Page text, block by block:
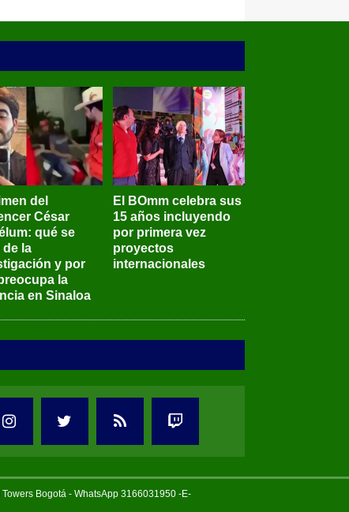
del
César
qué se
de la
y por
la
en Sinaloa
El BOmm celebra sus
15 años incluyendo
por primera vez
proyectos
internacionales
Bogotá - WhatsApp 3166031950 -E-